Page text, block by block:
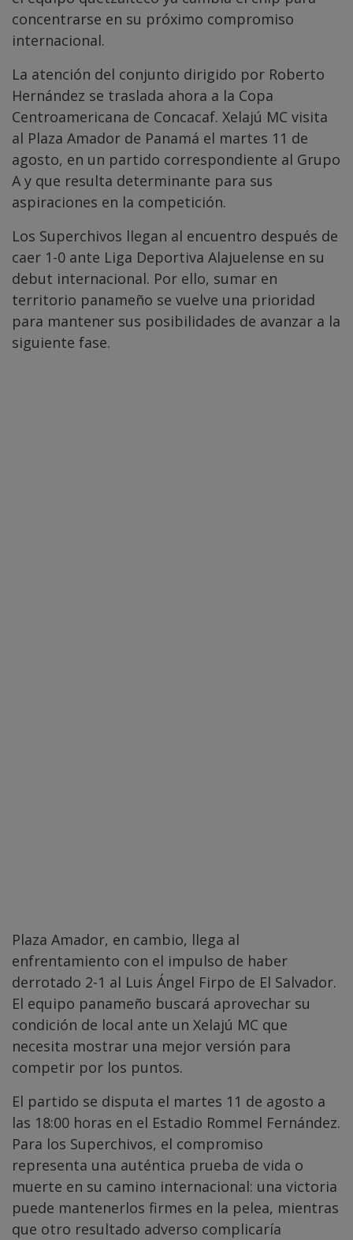
concentrarse en su próximo compromiso
internacional.
La atención del conjunto dirigido por Roberto
Hernández se traslada ahora a la Copa
Centroamericana de Concacaf. Xelajú MC visita
al Plaza Amador de Panamá el martes 11 de
agosto, en un partido correspondiente al Grupo
A y que resulta determinante para sus
aspiraciones en la competición.
Los Superchivos llegan al encuentro después de
caer 1-0 ante Liga Deportiva Alajuelense en su
debut internacional. Por ello, sumar en
territorio panameño se vuelve una prioridad
para mantener sus posibilidades de avanzar a la
siguiente fase.
Plaza Amador, en cambio, llega al
enfrentamiento con el impulso de haber
derrotado 2-1 al Luis Ángel Firpo de El Salvador.
El equipo panameño buscará aprovechar su
condición de local ante un Xelajú MC que
necesita mostrar una mejor versión para
competir por los puntos.
El partido se disputa el martes 11 de agosto a
las 18:00 horas en el Estadio Rommel Fernández.
Para los Superchivos, el compromiso
representa una auténtica prueba de vida o
muerte en su camino internacional: una victoria
puede mantenerlos firmes en la pelea, mientras
que otro resultado adverso complicaría